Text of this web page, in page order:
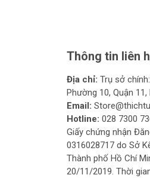
Thông tin liên
Địa chỉ: Trụ sở
Phường 10, Quận 11,
Email:
Hotline: 028 7300
Giấy chứng nhận
0316028717 do Sở
Thành phố Hồ Chí
20/11/2019. Thời